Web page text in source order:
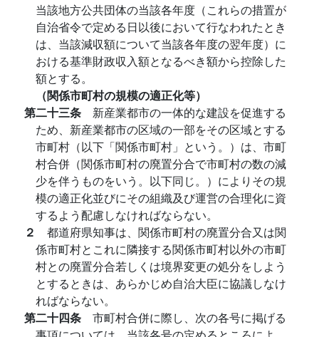
当該地方公共団体の当該各年度（これらの措置が
自治省令で定める日以後において行なわれたとき
は、当該減収額について当該各年度の翌年度）に
おける基準財政収入額となるべき額から控除した
額とする。
（関係市町村の規模の適正化等）
第二十三条 新産業都市の一体的な建設を促進する
ため、新産業都市の区域の一部をその区域とする
市町村（以下「関係市町村」という。）は、市町
村合併（関係市町村の廃置分合で市町村の数の減
少を伴うものをいう。以下同じ。）によりその規
模の適正化並びにその組織及び運営の合理化に資
するよう配慮しなければならない。
２ 都道府県知事は、関係市町村の廃置分合又は関
係市町村とこれに隣接する関係市町村以外の市町
村との廃置分合若しくは境界変更の処分をしよう
とするときは、あらかじめ自治大臣に協議しなけ
ればならない。
第二十四条 市町村合併に際し、次の各号に掲げる